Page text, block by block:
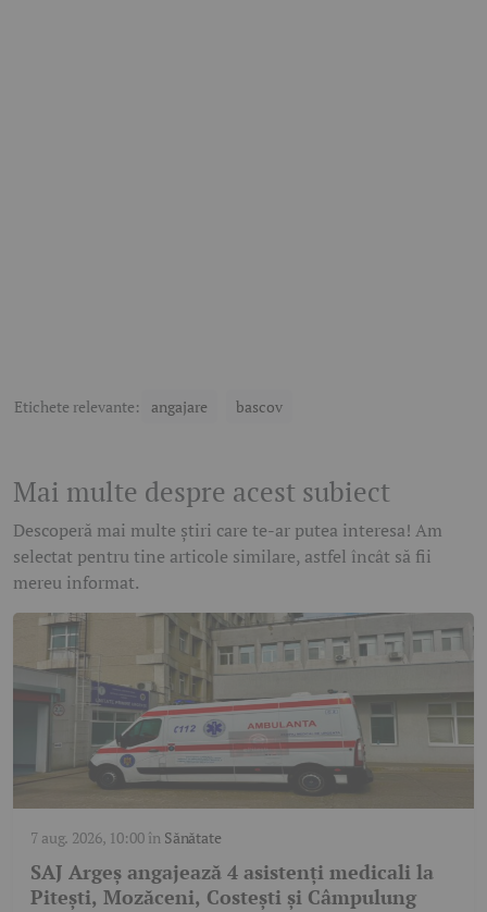
Etichete relevante: angajare bascov
Mai multe despre acest subiect
Descoperă mai multe știri care te-ar putea interesa! Am
selectat pentru tine articole similare, astfel încât să fii
mereu informat.
7 aug. 2026, 10:00în Sănătate
SAJ Argeș angajează 4 asistenți medicali la
Pitești, Mozăceni, Costești și Câmpulung